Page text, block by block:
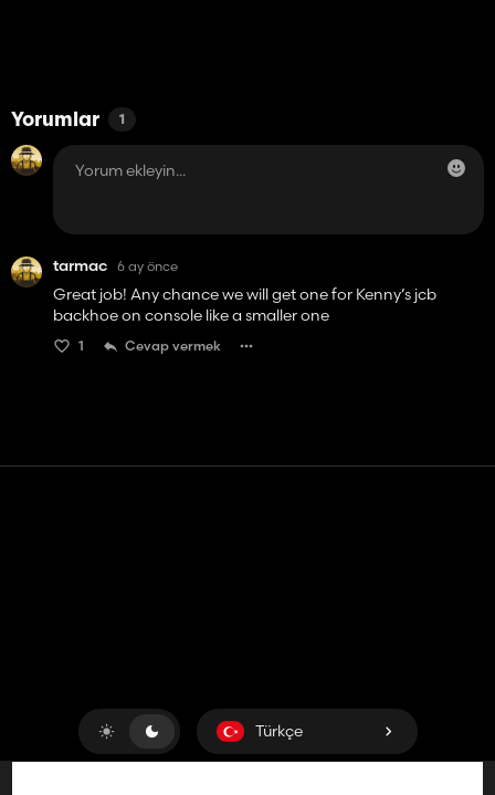
Yorumlar 1
tarmac 6 ay önce
Great job! Any chance we will get one for Kenny’s jcb
backhoe on console like a smaller one
1 Cevap vermek
Türkçe